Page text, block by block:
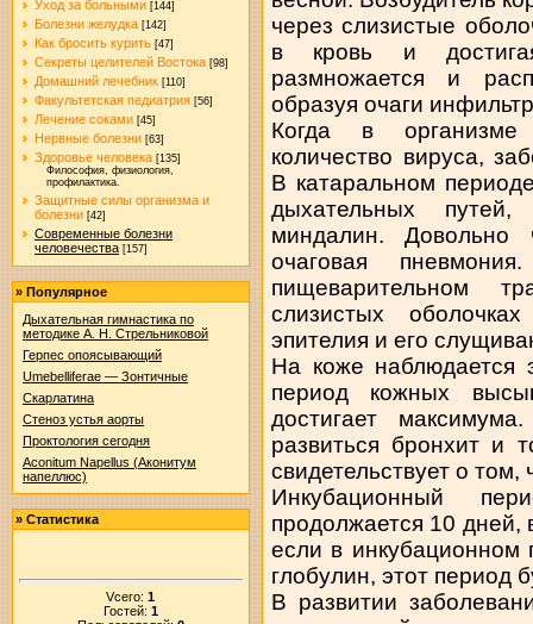
Уход за больными [144]
Болезни желудка [142]
Как бросить курить [47]
Секреты целителей Востока [98]
Домашний лечебник [110]
Факультетская педиатрия [56]
Лечение соками [45]
Нервные болезни [63]
Здоровье человека [135]
Философия, физиология,
профилактика.
Защитные силы организма и
болезни [42]
Современные болезни
человечества [157]
» Популярное
Дыхательная гимнастика по
методике А. Н. Стрельниковой
Герпес опоясывающий
Umebelliferae — Зонтичные
Скарлатина
Стеноз устья аорты
Проктология сегодня
Aconitum Napellus (Аконитум
напеллюс)
» Статистика
Vсего:1
Гостей: 1
через слизистые
в кровь и
размножается и
образуя очаги
Когда в организме
количество вируса,
В катаральном
дыхательных
миндалин. Довольно
очаговая
пищеварительном
слизистых
эпителия и его
На коже наблюдается
период кожных
достигает
развиться бронхит и
свидетельствует о
Инкубационный
продолжается 10 дней,
если в инкубационном
глобулин, этот период
В развитии